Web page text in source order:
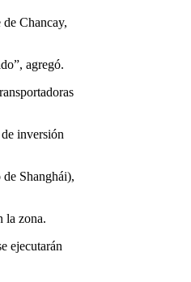
Chancay,
agregó.
inversión
Shanghái),
la zona.
ejecutarán